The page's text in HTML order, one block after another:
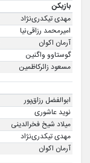
بازیکن
مهدی تیکدری‌نژاد
امیرمحمد رزاقی‌نیا
آرمان اکوان
گوستاوو واگنین
مسعود زائرکاظمین
ابوالفضل رزاق‌پور
نوید عاشوری
میلاد شیخ فخرالدینی
مهدی تیکدری‌نژاد
آرمان اکوان